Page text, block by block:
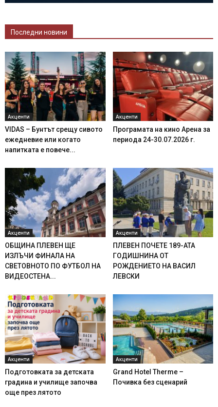
Последни новини
Акценти
VIDAS – Бунтът срещу сивото
ежедневие или когато
напитката е повече...
Акценти
Програмата на кино Арена за
периода 24-30.07.2026 г.
Акценти
ОБЩИНА ПЛЕВЕН ЩЕ
ИЗЛЪЧИ ФИНАЛА НА
СВЕТОВНОТО ПО ФУТБОЛ НА
ВИДЕОСТЕНА...
Акценти
ПЛЕВЕН ПОЧЕТЕ 189-АТА
ГОДИШНИНА ОТ
РОЖДЕНИЕТО НА ВАСИЛ
ЛЕВСКИ
Акценти
Подготовката за детската
градина и училище започва
още през лятото
Акценти
Grand Hotel Therme –
Почивка без сценарий